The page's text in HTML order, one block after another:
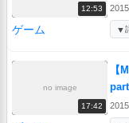
12:53
ゲーム ▼
no image
17:42
【